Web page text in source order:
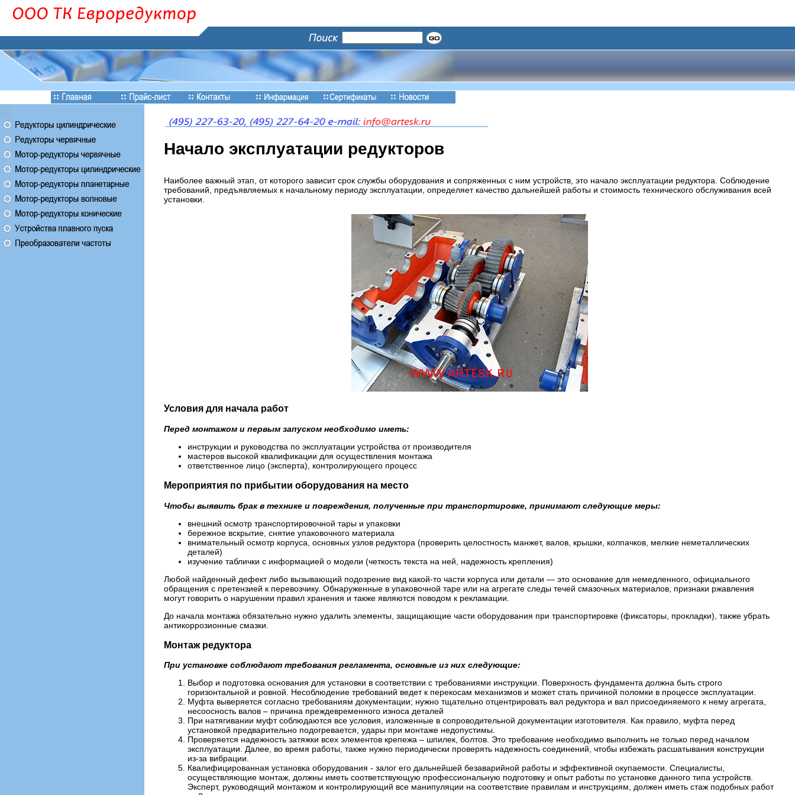
Начало эксплуатации редукторов
Наиболее важный этап, от которого зависит срок службы оборудования и сопряженных с ним устройств, это начало эксплуатации редуктора. Соблюдение
требований, предъявляемых к начальному периоду эксплуатации, определяет качество дальнейшей работы и стоимость технического обслуживания всей
установки.
Условия для начала работ
Перед монтажом и первым запуском необходимо иметь:
инструкции и руководства по эксплуатации устройства от производителя
мастеров высокой квалификации для осуществления монтажа
ответственное лицо (эксперта), контролирующего процесс
Мероприятия по прибытии оборудования на место
Чтобы выявить брак в технике и повреждения, полученные при транспортировке, принимают следующие меры:
внешний осмотр транспортировочной тары и упаковки
бережное вскрытие, снятие упаковочного материала
внимательный осмотр корпуса, основных узлов редуктора (проверить целостность манжет, валов, крышки, колпачков, мелкие неметаллических
деталей)
изучение таблички с информацией о модели (четкость текста на ней, надежность крепления)
Любой найденный дефект либо вызывающий подозрение вид какой-то части корпуса или детали — это основание для немедленного, официального
обращения с претензией к перевозчику. Обнаруженные в упаковочной таре или на агрегате следы течей смазочных материалов, признаки ржавления
могут говорить о нарушении правил хранения и также являются поводом к рекламации.
До начала монтажа обязательно нужно удалить элементы, защищающие части оборудования при транспортировке (фиксаторы, прокладки), также убрать
антикоррозионные смазки.
Монтаж редуктора
При установке соблюдают требования регламента, основные из них следующие:
Выбор и подготовка основания для установки в соответствии с требованиями инструкции. Поверхность фундамента должна быть строго
горизонтальной и ровной. Несоблюдение требований ведет к перекосам механизмов и может стать причиной поломки в процессе эксплуатации.
Муфта выверяется согласно требованиям документации; нужно тщательно отцентрировать вал редуктора и вал присоединяемого к нему агрегата,
несоосность валов – причина преждевременного износа деталей
При натягивании муфт соблюдаются все условия, изложенные в сопроводительной документации изготовителя. Как правило, муфта перед
установкой предварительно подогревается, удары при монтаже недопустимы.
Проверяется надежность затяжки всех элементов крепежа – шпилек, болтов. Это требование необходимо выполнить не только перед началом
эксплуатации. Далее, во время работы, также нужно периодически проверять надежность соединений, чтобы избежать расшатывания конструкции
из-за вибрации.
Квалифицированная установка оборудования - залог его дальнейшей безаварийной работы и эффективной окупаемости. Специалисты,
осуществляющие монтаж, должны иметь соответствующую профессиональную подготовку и опыт работы по установке данного типа устройств.
Эксперт, руководящий монтажом и контролирующий все манипуляции на соответствие правилам и инструкциям, должен иметь стаж подобных работ